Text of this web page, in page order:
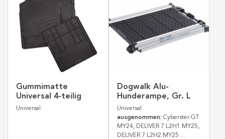
Gummimatte
Universal 4-teilig
Universal
Dogwalk Alu-
Hunderampe, Gr. L
Universal
ausgenommen: Cyberster GT
MY24, DELIVER 7 L2H1 MY25,
DELIVER 7 L2H2 MY25 ...